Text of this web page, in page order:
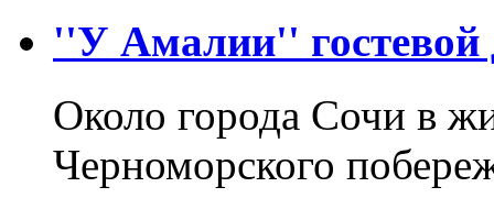
''У Амалии'' гостевой
Около города Сочи в
Черноморского